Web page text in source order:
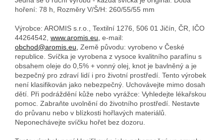
hoření: 78 h, Rozměry V/Š/H: 260/55/55 mm
Výrobce: AROMIS s.r.o., Textilní 1276, 506 01 Jičín, ČR, IČO
44264542, www.aromis.eu, e-mail:
obchod@aromis.eu, Země původu: vyrobeno v České
republice. Svíčka je vyrobena z vysoce kvalitního parafínu s
obsahem oleje do 0,5% + vonný olej, knot je bavlněný a je
bezpečný pro zdraví lidí i pro životní prostředí. Tento výrobek
není klasifikován jako nebezpečný. Uchovávejte mimo dosah
dětí. Při podráždění kůže nebo vyrážce: Vyhledejte lékařskou
pomoc. Zabraňte uvolnění do životního prostředí. Nestavte
do průvanu nebo v blízkosti hořlavých materiálů.
Neponechávejte svíčku hořet bez dozoru.